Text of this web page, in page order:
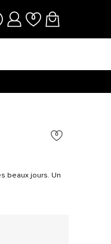
beaux jours. Un